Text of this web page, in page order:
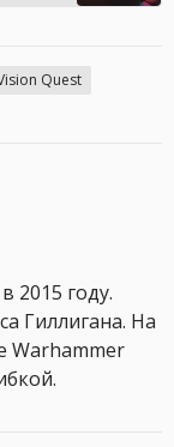
Quest
2015 году.
Гиллигана. На
Warhammer